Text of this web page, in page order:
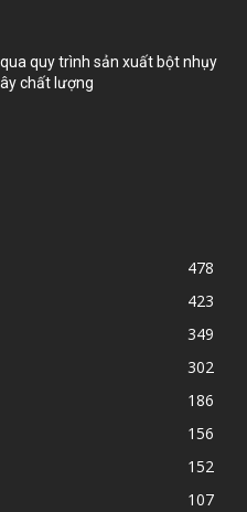
quy trình sản xuất bột nhụy
chất lượng
478
423
349
302
186
156
152
107